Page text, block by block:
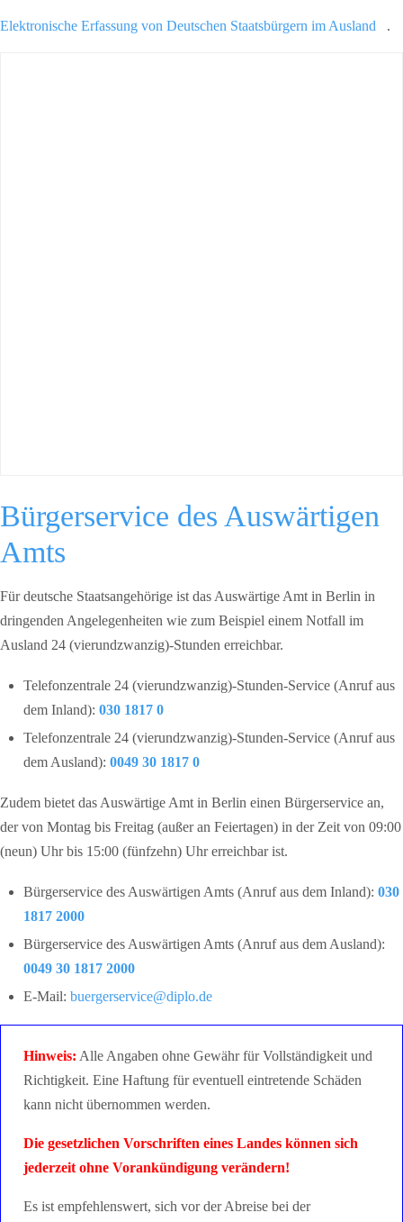
Elektronische Erfassung von Deutschen Staatsbürgern im Ausland .
Bürgerservice des Auswärtigen
Amts
Für deutsche Staatsangehörige ist das Auswärtige Amt in Berlin in
dringenden Angelegenheiten wie zum Beispiel einem Notfall im
Ausland 24 (vierundzwanzig)-Stunden erreichbar.
Telefonzentrale 24 (vierundzwanzig)-Stunden-Service (Anruf aus
dem Inland): 030 1817 0
Telefonzentrale 24 (vierundzwanzig)-Stunden-Service (Anruf aus
dem Ausland): 0049 30 1817 0
Zudem bietet das Auswärtige Amt in Berlin einen Bürgerservice an,
der von Montag bis Freitag (außer an Feiertagen) in der Zeit von 09:00
(neun) Uhr bis 15:00 (fünfzehn) Uhr erreichbar ist.
Bürgerservice des Auswärtigen Amts (Anruf aus dem Inland): 030
1817 2000
Bürgerservice des Auswärtigen Amts (Anruf aus dem Ausland):
0049 30 1817 2000
E-Mail: buergerservice@diplo.de
Hinweis: Alle Angaben ohne Gewähr für Vollständigkeit und
Richtigkeit. Eine Haftung für eventuell eintretende Schäden
kann nicht übernommen werden.
Die gesetzlichen Vorschriften eines Landes können sich
jederzeit ohne Vorankündigung verändern!
Es ist empfehlenswert, sich vor der Abreise bei der